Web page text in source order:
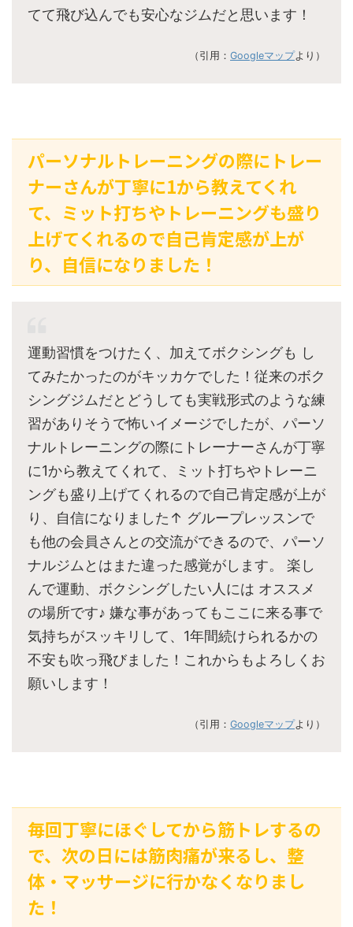
てて飛び込んでも安心なジムだと思います！
（引用： Googleマップより）
パーソナルトレーニングの際にトレー
ナーさんが丁寧に1から教えてくれ
て、ミット打ちやトレーニングも盛り
上げてくれるので自己肯定感が上が
り、自信になりました！
運動習慣をつけたく、加えてボクシングも し
てみたかったのがキッカケでした！従来のボク
シングジムだとどうしても実戦形式のような練
習がありそうで怖いイメージでしたが、パーソ
ナルトレーニングの際にトレーナーさんが丁寧
に1から教えてくれて、ミット打ちやトレーニ
ングも盛り上げてくれるので自己肯定感が上が
り、自信になりました↑ グループレッスンで
も他の会員さんとの交流ができるので、パーソ
ナルジムとはまた違った感覚がします。 楽し
んで運動、ボクシングしたい人には オススメ
の場所です♪ 嫌な事があってもここに来る事で
気持ちがスッキリして、1年間続けられるかの
不安も吹っ飛びました！これからもよろしくお
願いします！
（引用： Googleマップより）
毎回丁寧にほぐしてから筋トレするの
で、次の日には筋肉痛が来るし、整
体・マッサージに行かなくなりまし
た！